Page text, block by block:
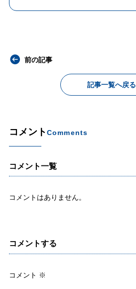
前の記事
記事一覧へ戻る
コメントComments
コメント一覧
コメントはありません。
コメントする
コメント ※